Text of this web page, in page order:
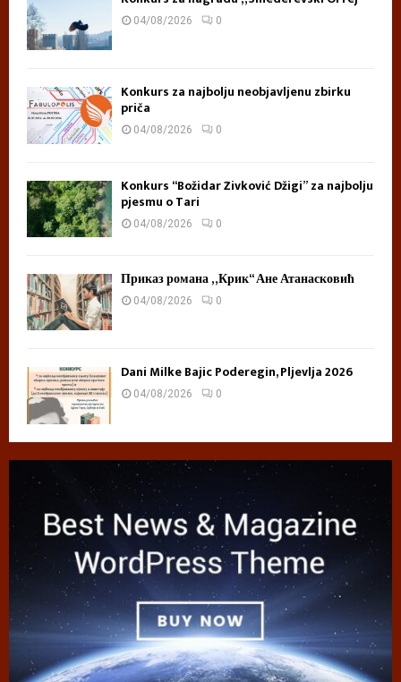
04/08/2026 0
Konkurs za najbolju neobjavljenu zbirku
priča
04/08/2026 0
Konkurs “Božidar Živković Džigi” za najbolju
pjesmu o Tari
04/08/2026 0
Приказ романа „Крик“ Ане Атанасковић
04/08/2026 0
Dani Milke Bajic Poderegin, Pljevlja 2026
04/08/2026 0